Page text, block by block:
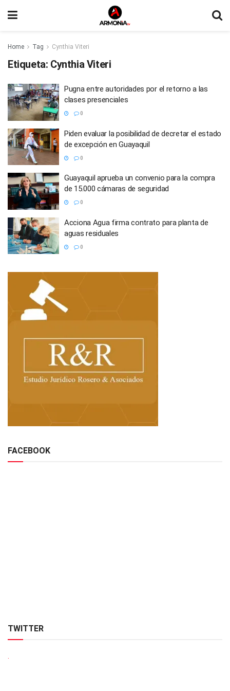
Home Tag Cynthia Viteri
Etiqueta: Cynthia Viteri
Pugna entre autoridades por el retorno a las
clases presenciales
0
Piden evaluar la posibilidad de decretar el estado
de excepción en Guayaquil
0
Guayaquil aprueba un convenio para la compra
de 15.000 cámaras de seguridad
0
Acciona Agua firma contrato para planta de
aguas residuales
0
FACEBOOK
TWITTER